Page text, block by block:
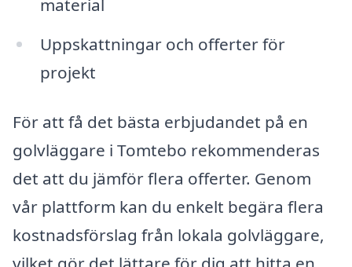
material
Uppskattningar och offerter för
projekt
För att få det bästa erbjudandet på en
golvläggare i Tomtebo rekommenderas
det att du jämför flera offerter. Genom
vår plattform kan du enkelt begära flera
kostnadsförslag från lokala golvläggare,